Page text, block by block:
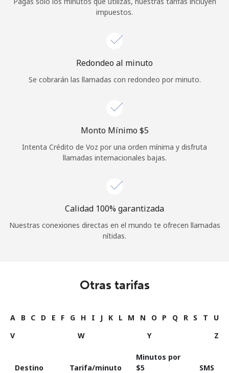
Iniciar Sesión
Continuar con
impuestos.
Redondeo al minuto
Se cobrarán las llamadas con redondeo por minuto.
Monto Mínimo ⁦$5⁩
Intenta Crédito de Voz por una orden mínima y disfruta
llamadas internacionales bajas.
Calidad 100% garantizada
Nuestras conexiones directas en el mundo te ofrecen llamadas
nítidas.
Otras tarifas
A B C D E F G H I J K L M N O P Q R S T
U
V
W Y Z
Destino Tarifa/minuto
Minutos por
⁦$5⁩
SMS